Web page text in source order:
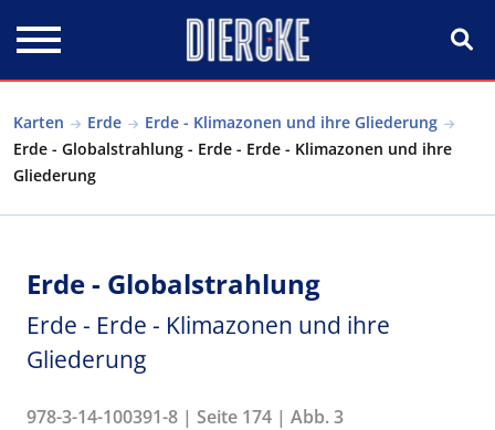
Karten Erde
Erde - Klimazonen und ihre Gliederung
Erde - Globalstrahlung - Erde - Erde - Klimazonen und ihre
Gliederung
Erde - Globalstrahlung
Erde - Erde - Klimazonen und ihre
Gliederung
978-3-14-100391-8 | Seite 174 | Abb. 3